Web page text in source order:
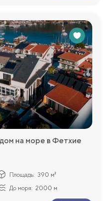
на море в Фетхие
Площадь: 390 м²
До моря: 2000 м